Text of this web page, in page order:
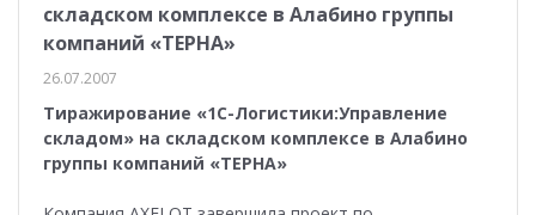
складском комплексе в Алабино группы
компаний «ТЕРНА»
26.07.2007
Тиражирование «1С-Логистики:Управление
складом» на складском комплексе в Алабино
группы компаний «ТЕРНА»